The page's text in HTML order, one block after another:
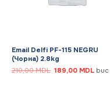
Email Delfi PF-115 NEGRU
(Чорна) 2.8kg
210,00MDL Prețul
inițial
189,00 MDLPrețul
buc